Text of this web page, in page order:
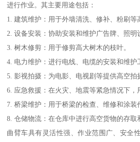
进行作业。其主要用途包括：
1. 建筑维护：用于外墙清洗、修补、粉刷等
2. 设备安装：协助安装和维护广告牌、照明
3. 树木修剪：用于修剪高大树木的枝叶。
4. 电力维护：进行电线、电缆的安装和维护
5. 影视拍摄：为电影、电视剧等提供高空拍
6. 应急救援：在火灾、地震等紧急情况下，
7. 桥梁维护：用于桥梁的检查、维修和涂装
8. 仓储物流：在仓库中进行高空货物的存取
曲臂车具有灵活性强、作业范围广、安全